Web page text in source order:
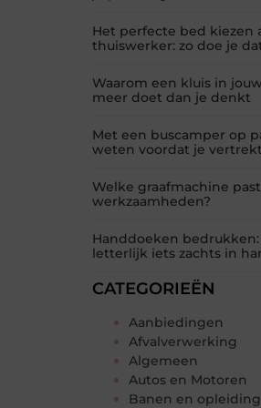
Het perfecte bed kiezen
thuiswerker: zo doe je
Waarom een kluis in
meer doet dan je denkt
Met een buscamper op
weten voordat je vertrekt
Welke graafmachine
werkzaamheden?
Handdoeken
letterlijk iets zachts in
CATEGORIEËN
Aanbiedingen
Afvalverwerking
Algemeen
Autos en Motoren
Banen en